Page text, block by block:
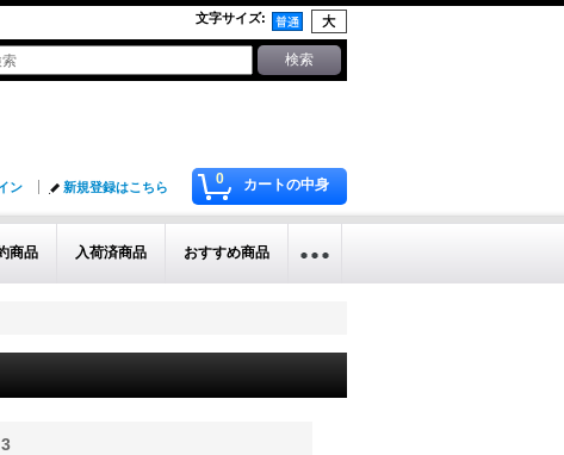
文字サイズ:
0 カートの中身
ン 新規登録はこちら
商品 入荷済商品 おすすめ商品